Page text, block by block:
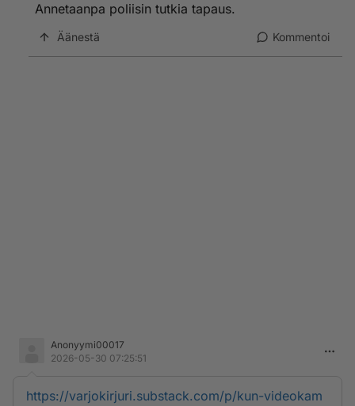
Annetaanpa poliisin tutkia tapaus.
Äänestä Kommentoi
Anonyymi00017
2026-05-30 07:25:51
https://varjokirjuri.substack.com/p/kun-videokam